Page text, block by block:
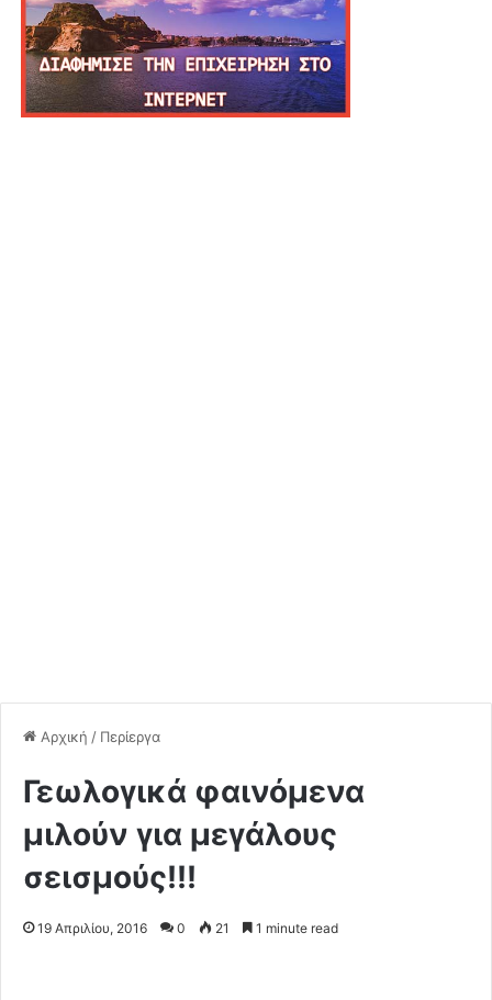
Αρχική / Περίεργα
Γεωλογικά φαινόμενα
μιλούν για μεγάλους
σεισμούς!!!
19 Απριλίου, 2016 0 21 1 minute read